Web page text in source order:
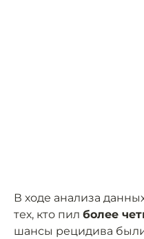
В ходе анализа
тех, кто пил более
шансы рецидива были